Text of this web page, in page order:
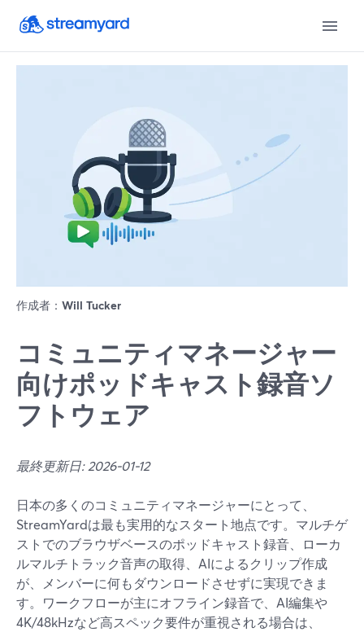
作成者： Will Tucker
コミュニティマネージャー
向けポッドキャスト録音ソ
フトウェア
最終更新日: 2026-01-12
日本の多くのコミュニティマネージャーにとって、
StreamYardは最も実用的なスタート地点です。マルチゲ
ストでのブラウザベースのポッドキャスト録音、ローカ
ルマルチトラック音声の取得、AIによるクリップ作成
が、メンバーに何もダウンロードさせずに実現できま
す。ワークフローが主にオフライン録音で、AI編集や
4K/48kHzなど高スペック要件が重視される場合は、